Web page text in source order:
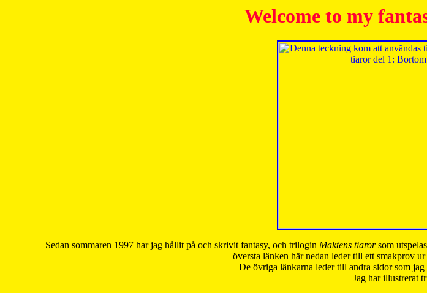
Welcome to my
Sedan sommaren 1997 har jag hållit på och skrivit fantasy, och trilogin Maktens tiarorsom
översta länken här nedan leder till ett smakprov
De övriga länkarna leder till andra sidor som
Jag har illustrerat